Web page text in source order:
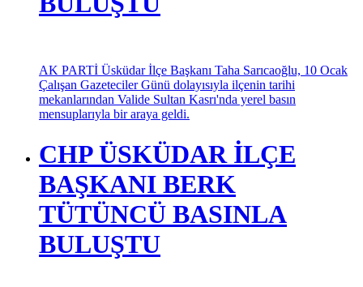
AK PARTİ ÜSKÜDAR
BULUŞTU
AK PARTİ Üsküdar İlçe Başkanı Taha Sarıcaoğlu, 10 Ocak
Çalışan Gazeteciler Günü dolayısıyla ilçenin tarihi
mekanlarından Valide Sultan Kasrı'nda yerel basın
mensuplarıyla bir araya geldi.
CHP ÜSKÜDAR İLÇE